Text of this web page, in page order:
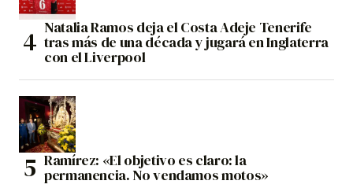
Natalia Ramos deja el Costa Adeje Tenerife
tras más de una década y jugará en Inglaterra
con el Liverpool
Ramírez: «El objetivo es claro: la
permanencia. No vendamos motos»